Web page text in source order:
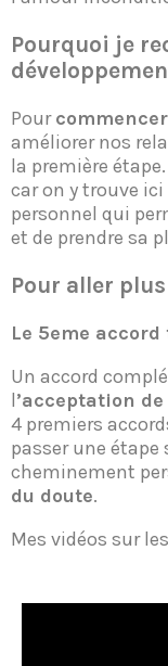
Pourquoi je
Pourcommencer
améliorer nos
la première
car on y trouve
personnel qui
et de prendre sa
Pour aller
Le 5eme
Un accord
l’acceptation de
4 premiers
passer une
cheminement
du doute.
Mes vidéos sur